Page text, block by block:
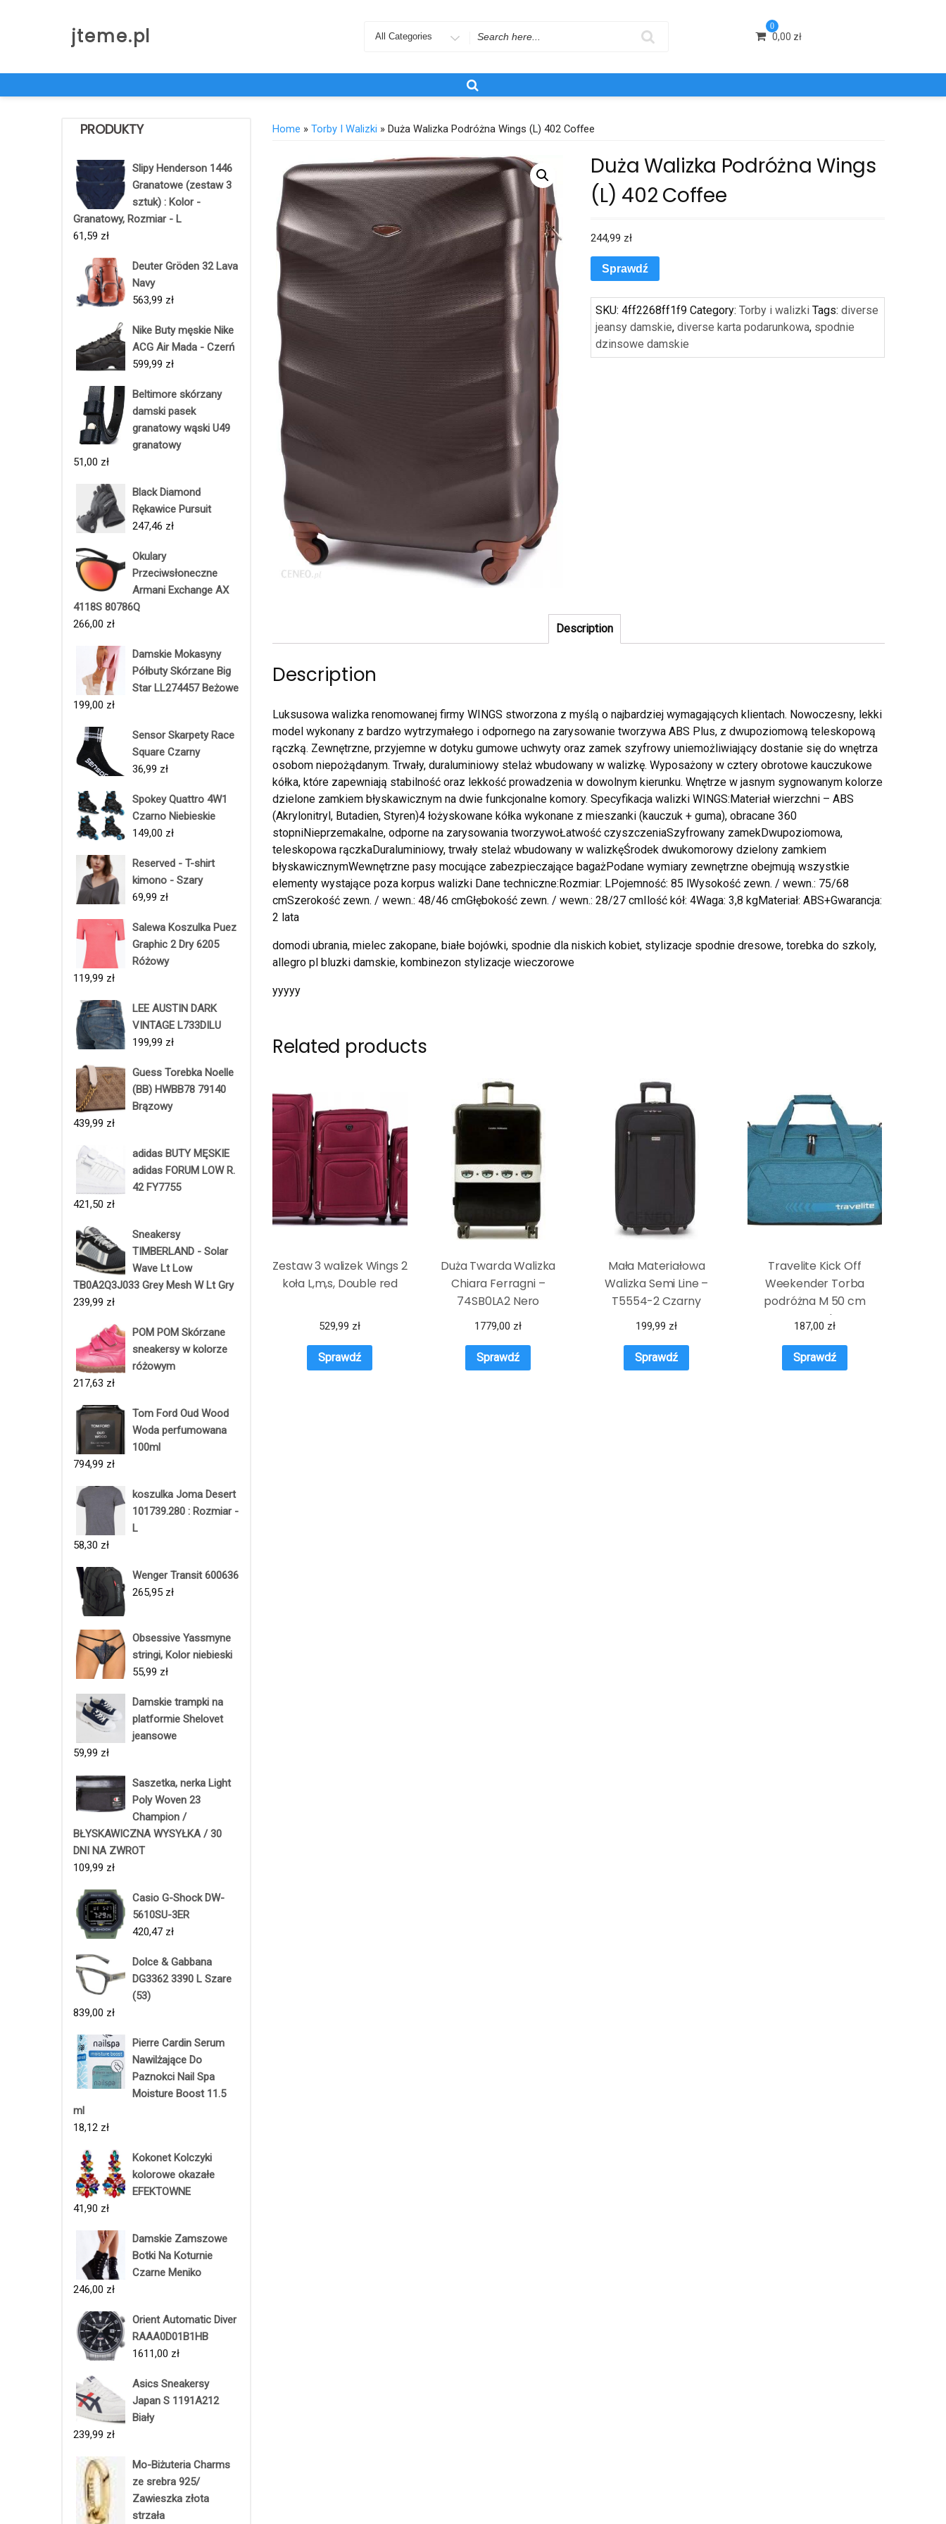
jteme.pl
Search
0
0,00 zł
PRODUKTY
Slipy Henderson 1446
Granatowe (zestaw 3
sztuk) : Kolor -
Granatowy, Rozmiar - L
61,59 zł
Deuter Gröden 32 Lava
Navy
563,99 zł
Nike Buty męskie Nike
ACG Air Mada - Czerń
599,99 zł
Beltimore skórzany
damski pasek
granatowy wąski U49
granatowy
51,00 zł
Black Diamond
Rękawice Pursuit
247,46 zł
Okulary
Przeciwsłoneczne
Armani Exchange AX
4118S 80786Q
266,00 zł
Damskie Mokasyny
Półbuty Skórzane Big
Star LL274457 Beżowe
199,00 zł
Sensor Skarpety Race
Square Czarny
36,99 zł
Spokey Quattro 4W1
Czarno Niebieskie
149,00 zł
Reserved - T-shirt
kimono - Szary
69,99 zł
Salewa Koszulka Puez
Graphic 2 Dry 6205
Różowy
119,99 zł
LEE AUSTIN DARK
VINTAGE L733DILU
199,99 zł
Guess Torebka Noelle
(BB) HWBB78 79140
Brązowy
439,99 zł
adidas BUTY MĘSKIE
adidas FORUM LOW R.
42 FY7755
421,50 zł
Sneakersy
TIMBERLAND - Solar
Wave Lt Low
TB0A2Q3J033 Grey Mesh W Lt Gry
239,99 zł
POM POM Skórzane
sneakersy w kolorze
różowym
217,63 zł
Tom Ford Oud Wood
Woda perfumowana
100ml
794,99 zł
koszulka Joma Desert
101739.280 : Rozmiar -
L
58,30 zł
Wenger Transit 600636
265,95 zł
Obsessive Yassmyne
stringi, Kolor niebieski
55,99 zł
Damskie trampki na
platformie Shelovet
jeansowe
59,99 zł
Saszetka, nerka Light
Poly Woven 23
Champion /
BŁYSKAWICZNA WYSYŁKA / 30
DNI NA ZWROT
109,99 zł
Casio G-Shock DW-
5610SU-3ER
420,47 zł
Dolce & Gabbana
DG3362 3390 L Szare
(53)
839,00 zł
Pierre Cardin Serum
Nawilżające Do
Paznokci Nail Spa
Moisture Boost 11.5
ml
18,12 zł
Kokonet Kolczyki
kolorowe okazałe
EFEKTOWNE
41,90 zł
Damskie Zamszowe
Botki Na Koturnie
Czarne Meniko
246,00 zł
Orient Automatic Diver
RAAA0D01B1HB
1611,00 zł
Asics Sneakersy
Japan S 1191A212
Biały
239,99 zł
Mo-Biżuteria Charms
ze srebra 925/
Zawieszka złota
strzała
Home » Torby I Walizki » Duża Walizka Podróżna Wings (L) 402 Coffee
Duża Walizka Podróżna Wings
(L) 402 Coffee
244,99 zł
Sprawdź
SKU:4ff2268ff1f9 Category:Torby i walizki Tags:diverse
jeansy damskie,diverse karta podarunkowa, spodnie
dzinsowe damskie
Description
Description
Luksusowa walizka renomowanej firmy WINGS stworzona z myślą o najbardziej wymagających klientach. Nowoczesny, lekki
model wykonany z bardzo wytrzymałego i odpornego na zarysowanie tworzywa ABS Plus, z dwupoziomową teleskopową
rączką. Zewnętrzne, przyjemne w dotyku gumowe uchwyty oraz zamek szyfrowy uniemożliwiający dostanie się do wnętrza
osobom niepożądanym. Trwały, duraluminiowy stelaż wbudowany w walizkę. Wyposażony w cztery obrotowe kauczukowe
kółka, które zapewniają stabilność oraz lekkość prowadzenia w dowolnym kierunku. Wnętrze w jasnym sygnowanym kolorze
dzielone zamkiem błyskawicznym na dwie funkcjonalne komory. Specyfikacja walizki WINGS:Materiał wierzchni – ABS
(Akrylonitryl, Butadien, Styren)4 łożyskowane kółka wykonane z mieszanki (kauczuk + guma), obracane 360
stopniNieprzemakalne, odporne na zarysowania tworzywoŁatwość czyszczeniaSzyfrowany zamekDwupoziomowa,
teleskopowa rączkaDuraluminiowy, trwały stelaż wbudowany w walizkęŚrodek dwukomorowy dzielony zamkiem
błyskawicznymWewnętrzne pasy mocujące zabezpieczające bagażPodane wymiary zewnętrzne obejmują wszystkie
elementy wystające poza korpus walizki Dane techniczne:Rozmiar: LPojemność: 85 lWysokość zewn. / wewn.: 75/68
cmSzerokość zewn. / wewn.: 48/46 cmGłębokość zewn. / wewn.: 28/27 cmIlość kół: 4Waga: 3,8 kgMateriał: ABS+Gwarancja:
2 lata
domodi ubrania, mielec zakopane, białe bojówki, spodnie dla niskich kobiet, stylizacje spodnie dresowe, torebka do szkoly,
allegro pl bluzki damskie, kombinezon stylizacje wieczorowe
yyyyy
Related products
Zestaw 3 walizek Wings 2
koła L,m,s, Double red
529,99 zł
Sprawdź
Duża Twarda Walizka
Chiara Ferragni –
74SB0LA2 Nero
1779,00 zł
Sprawdź
Mała Materiałowa
Walizka Semi Line –
T5554-2 Czarny
199,99 zł
Sprawdź
Travelite Kick Off
Weekender Torba
podróżna M 50 cm
petrol
187,00 zł
Sprawdź